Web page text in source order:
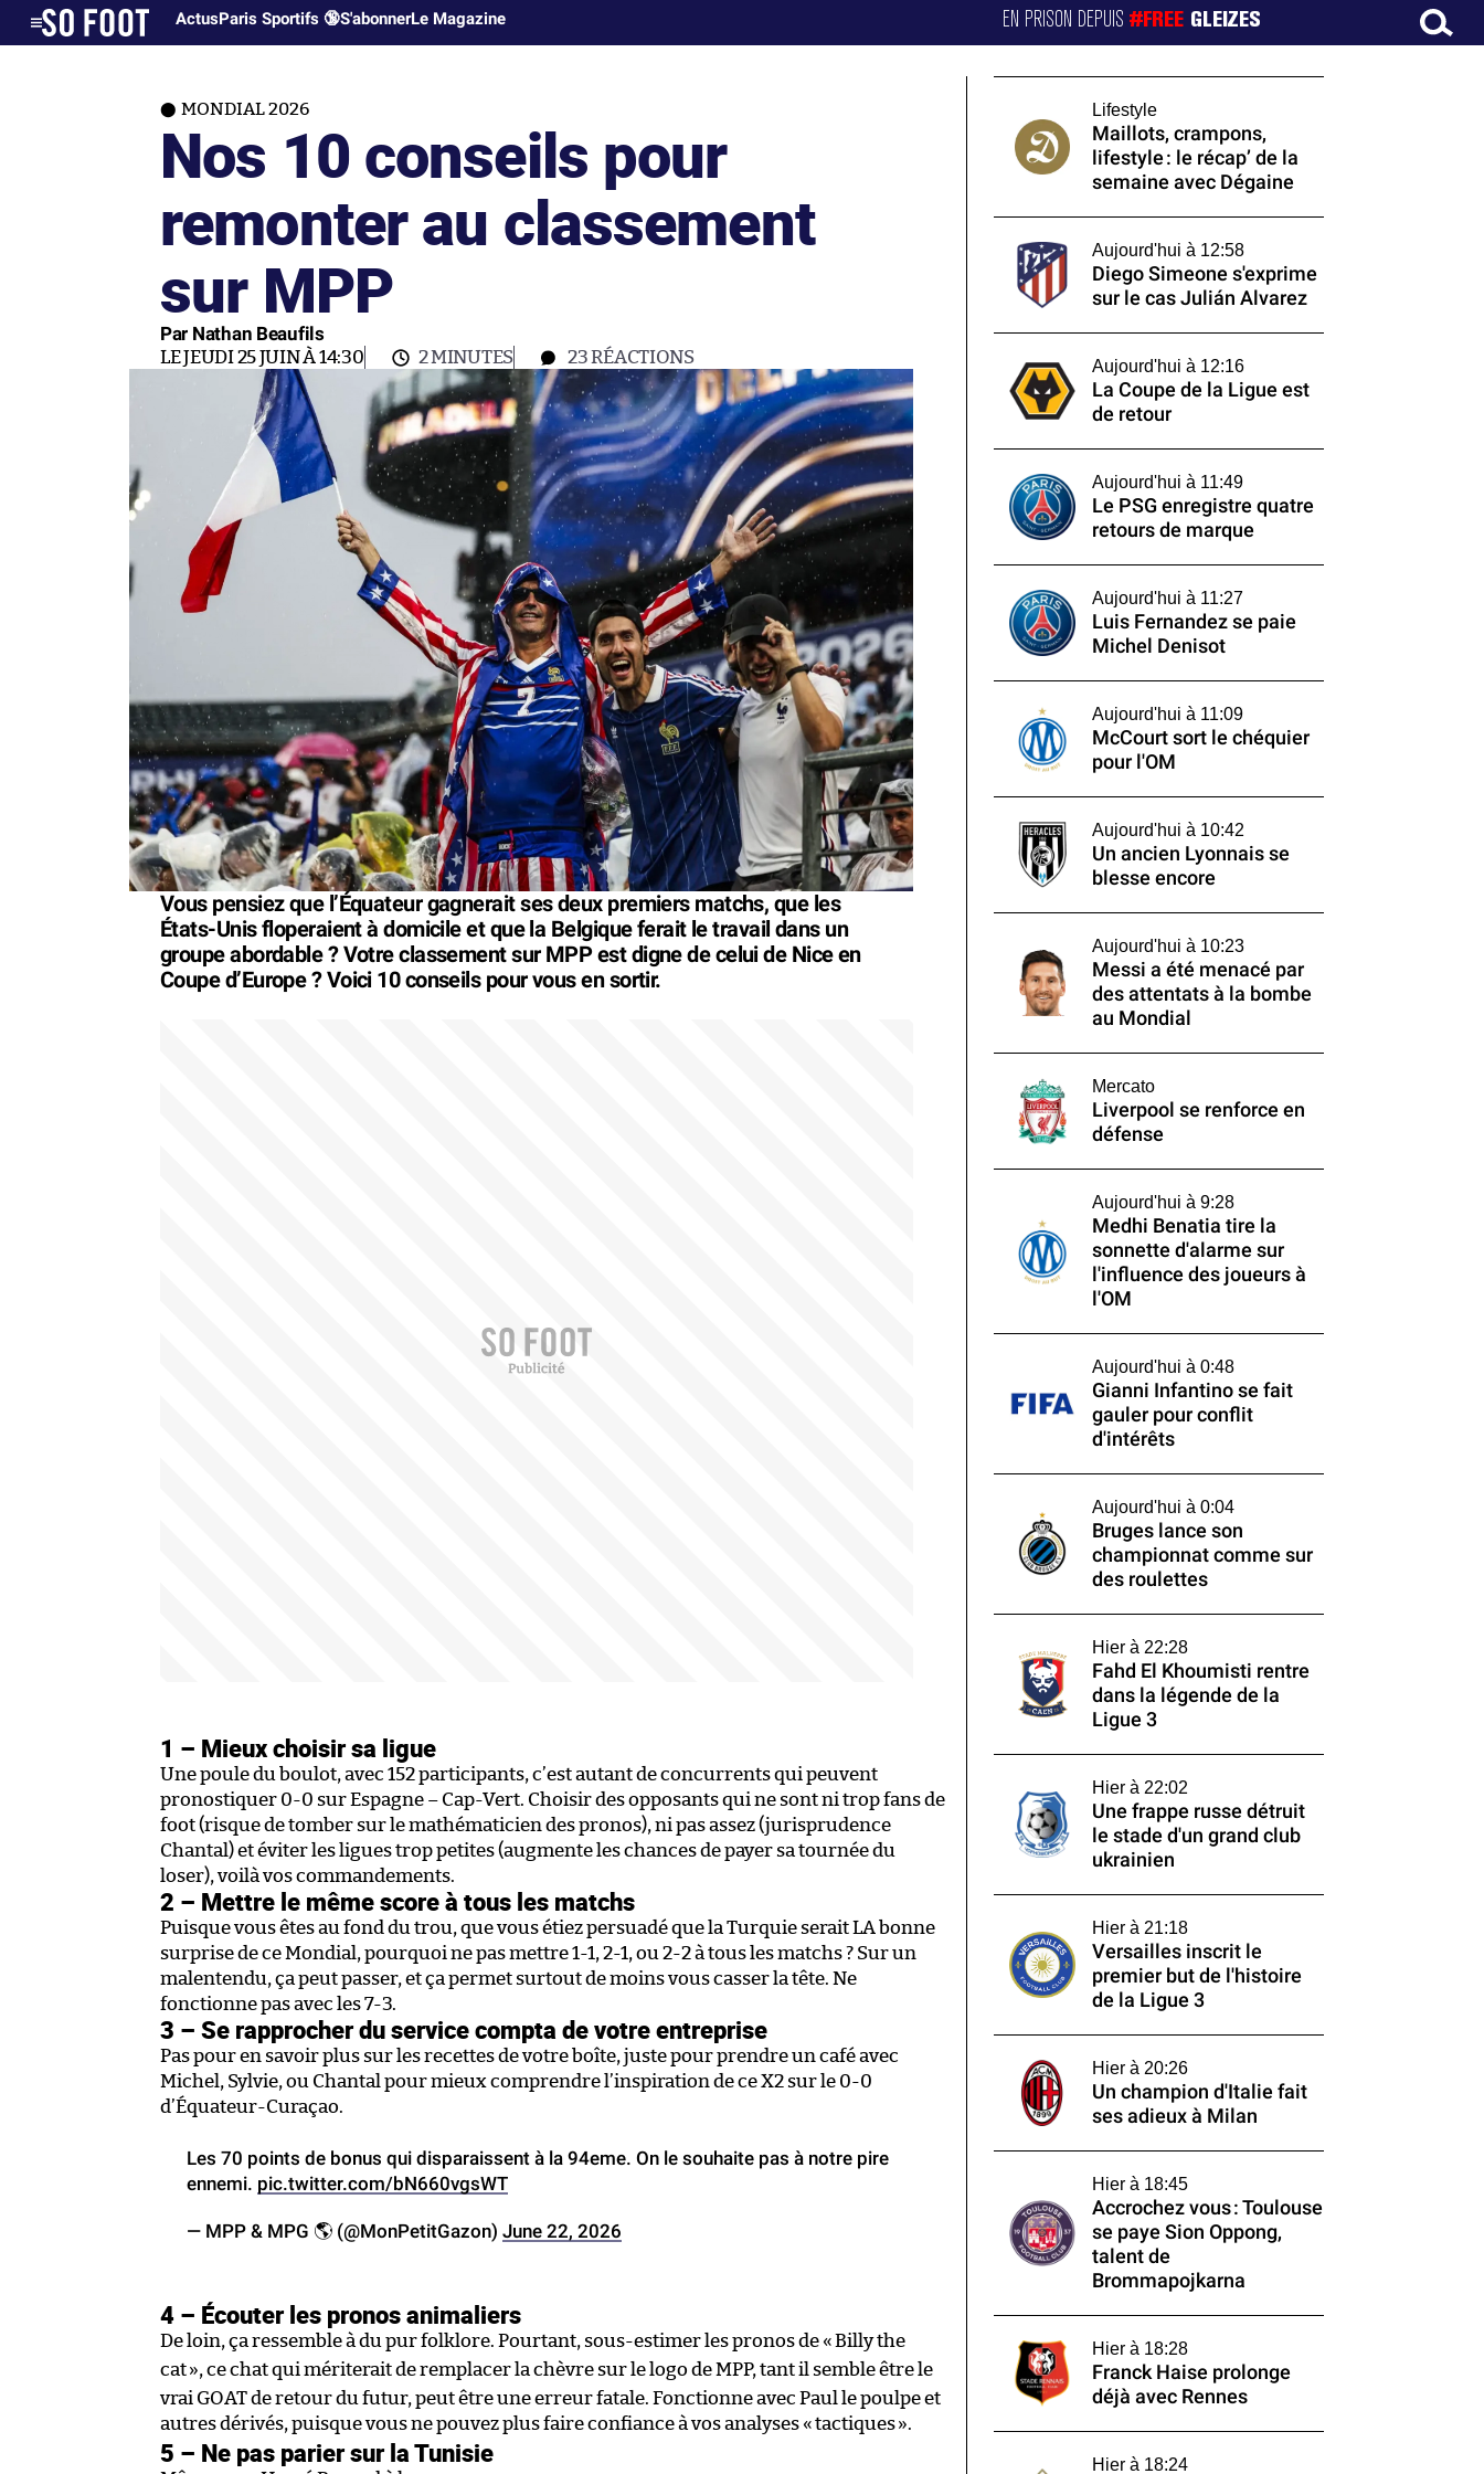
ActusParis Sportifs 🔞S'abonnerLe Magazine EN PRISON DEPUIS#FREE GLEIZES
MONDIAL 2026
Nos 10 conseils pour
remonter au classement
sur MPP
Par Nathan Beaufils
LE JEUDI 25 JUIN À 14:30 2 MINUTES 23RÉACTIONS
Vous pensiez que l’Équateur gagnerait ses deux premiers matchs, que les
États-Unis floperaient à domicile et que la Belgique ferait le travail dans un
groupe abordable ? Votre classement sur MPP est digne de celui de Nice en
Coupe d’Europe ? Voici 10 conseils pour vous en sortir.
1 – Mieux choisir sa ligue
Une poule du boulot, avec 152 participants, c’est autant de concurrents qui peuvent
pronostiquer 0-0 sur Espagne – Cap-Vert. Choisir des opposants qui ne sont ni trop fans de
foot (risque de tomber sur le mathématicien des pronos), ni pas assez (jurisprudence
Chantal) et éviter les ligues trop petites (augmente les chances de payer sa tournée du
loser), voilà vos commandements.
2 – Mettre le même score à tous les matchs
Puisque vous êtes au fond du trou, que vous étiez persuadé que la Turquie serait LA bonne
surprise de ce Mondial, pourquoi ne pas mettre 1-1, 2-1, ou 2-2 à tous les matchs ? Sur un
malentendu, ça peut passer, et ça permet surtout de moins vous casser la tête. Ne
fonctionne pas avec les 7-3.
3 – Se rapprocher du service compta de votre entreprise
Pas pour en savoir plus sur les recettes de votre boîte, juste pour prendre un café avec
Michel, Sylvie, ou Chantal pour mieux comprendre l’inspiration de ce X2 sur le 0-0
d’Équateur-Curaçao.
Les 70 points de bonus qui disparaissent à la 94eme. On le souhaite pas à notre pire
ennemi. pic.twitter.com/bN660vgsWT
— MPP & MPG 🌎 (@MonPetitGazon) June 22, 2026
4 – Écouter les pronos animaliers
De loin, ça ressemble à du pur folklore. Pourtant, sous-estimer les pronos de «Billy the
cat», ce chat qui mériterait de remplacer la chèvre sur le logo de MPP, tant il semble être le
vrai GOAT de retour du futur, peut être une erreur fatale. Fonctionne avec Paul le poulpe et
autres dérivés, puisque vous ne pouvez plus faire confiance à vos analyses «tactiques».
5 – Ne pas parier sur la Tunisie
Lifestyle
Maillots, crampons,
lifestyle : le récap’ de la
semaine avec Dégaine
Aujourd'hui à 12:58
Diego Simeone s'exprime
sur le cas Julián Alvarez
Aujourd'hui à 12:16
La Coupe de la Ligue est
de retour
Aujourd'hui à 11:49
Le PSG enregistre quatre
retours de marque
Aujourd'hui à 11:27
Luis Fernandez se paie
Michel Denisot
Aujourd'hui à 11:09
McCourt sort le chéquier
pour l'OM
Aujourd'hui à 10:42
Un ancien Lyonnais se
blesse encore
Aujourd'hui à 10:23
Messi a été menacé par
des attentats à la bombe
au Mondial
Mercato
Liverpool se renforce en
défense
Aujourd'hui à 9:28
Medhi Benatia tire la
sonnette d'alarme sur
l'influence des joueurs à
l'OM
Aujourd'hui à 0:48
Gianni Infantino se fait
gauler pour conflit
d'intérêts
Aujourd'hui à 0:04
Bruges lance son
championnat comme sur
des roulettes
Hier à 22:28
Fahd El Khoumisti rentre
dans la légende de la
Ligue 3
Hier à 22:02
Une frappe russe détruit
le stade d'un grand club
ukrainien
Hier à 21:18
Versailles inscrit le
premier but de l'histoire
de la Ligue 3
Hier à 20:26
Un champion d'Italie fait
ses adieux à Milan
Hier à 18:45
Accrochez vous : Toulouse
se paye Sion Oppong,
talent de
Brommapojkarna
Hier à 18:28
Franck Haise prolonge
déjà avec Rennes
Hier à 18:24